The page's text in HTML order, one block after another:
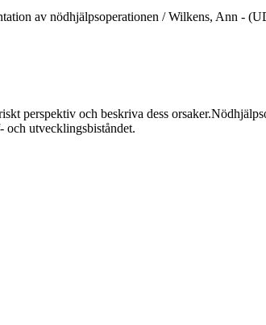
av nödhjälpsoperationen / Wilkens, Ann -
perspektiv och beskriva dess
och utvecklingsbiståndet.